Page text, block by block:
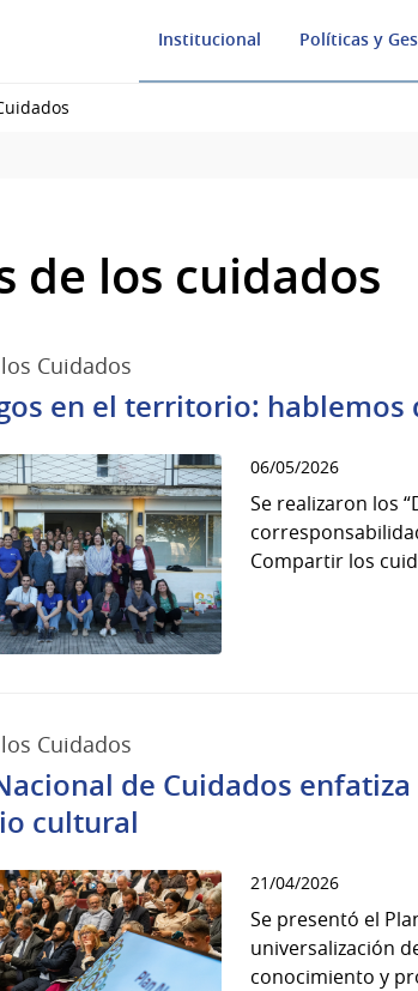
Institucional Políticas y
de los cuidados
Cuidados
en el territorio:
06/05/2026
Se realizaron los
Compartir los
Cuidados
de Cuidados
cultural
21/04/2026
Se presentó el
universalización
conocimiento y